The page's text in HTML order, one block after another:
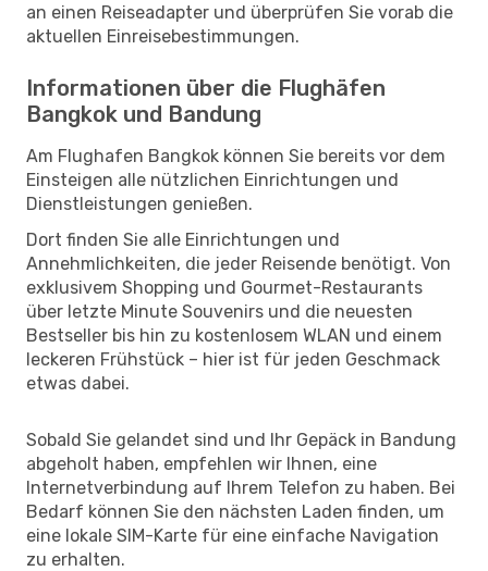
an einen Reiseadapter und überprüfen Sie vorab die
aktuellen Einreisebestimmungen.
Informationen über die Flughäfen
Bangkok und Bandung
Am Flughafen Bangkok können Sie bereits vor dem
Einsteigen alle nützlichen Einrichtungen und
Dienstleistungen genießen.
Dort finden Sie alle Einrichtungen und
Annehmlichkeiten, die jeder Reisende benötigt. Von
exklusivem Shopping und Gourmet-Restaurants
über letzte Minute Souvenirs und die neuesten
Bestseller bis hin zu kostenlosem WLAN und einem
leckeren Frühstück – hier ist für jeden Geschmack
etwas dabei.
Sobald Sie gelandet sind und Ihr Gepäck in Bandung
abgeholt haben, empfehlen wir Ihnen, eine
Internetverbindung auf Ihrem Telefon zu haben. Bei
Bedarf können Sie den nächsten Laden finden, um
eine lokale SIM-Karte für eine einfache Navigation
zu erhalten.